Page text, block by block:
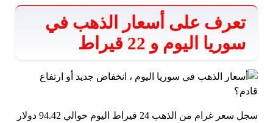
تعرف على أسعار الذهب في
سوريا اليوم و 22 قيراط
سجل سعر غرام من الذهب 24 قيراط اليوم حوالي 94.42 دولار